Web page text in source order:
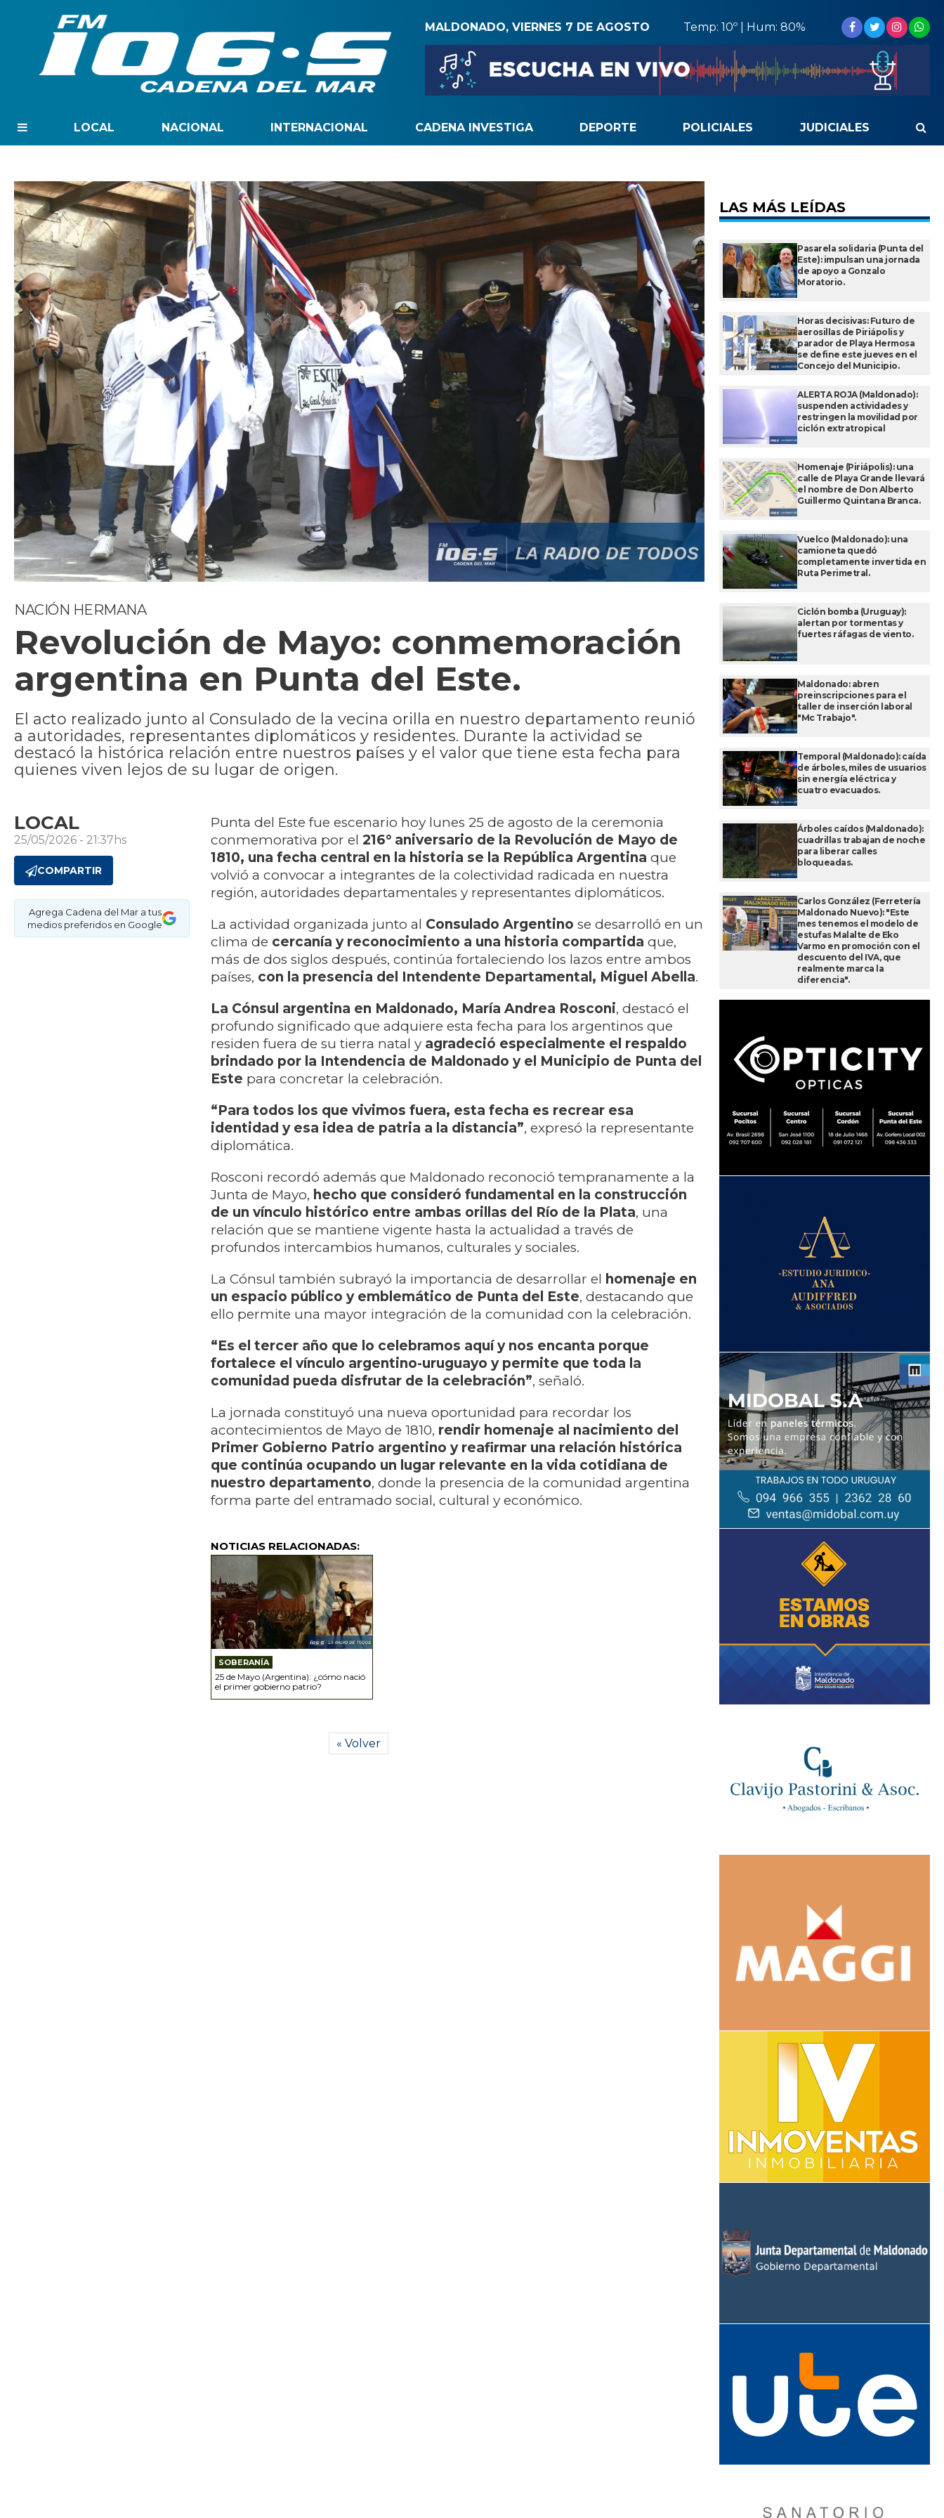
MALDONADO, VIERNES 7 DE AGOSTO Temp: 10º | Hum: 80%
LOCAL NACIONAL INTERNACIONAL CADENA INVESTIGA DEPORTE POLICIALES JUDICIALES
NACIÓN HERMANA
Revolución de Mayo: conmemoración
argentina en Punta del Este.
El acto realizado junto al Consulado de la vecina orilla en nuestro departamento reunió
a autoridades, representantes diplomáticos y residentes. Durante la actividad se
destacó la histórica relación entre nuestros países y el valor que tiene esta fecha para
quienes viven lejos de su lugar de origen.
LOCAL
25/05/2026 - 21:37hs
COMPARTIR
Agrega Cadena del Mar a tus
medios preferidos en Google
Punta del Este fue escenario hoy lunes 25 de agosto de la ceremonia
conmemorativa por el 216° aniversario de la Revolución de Mayo de
1810, una fecha central en la historia se la República Argentina que
volvió a convocar a integrantes de la colectividad radicada en nuestra
región, autoridades departamentales y representantes diplomáticos.
La actividad organizada junto al Consulado Argentino se desarrolló en un
clima de cercanía y reconocimiento a una historia compartida que,
más de dos siglos después, continúa fortaleciendo los lazos entre ambos
países, con la presencia del Intendente Departamental, Miguel Abella.
La Cónsul argentina en Maldonado, María Andrea Rosconi, destacó el
profundo significado que adquiere esta fecha para los argentinos que
residen fuera de su tierra natal y agradeció especialmente el respaldo
brindado por la Intendencia de Maldonado y el Municipio de Punta del
Este para concretar la celebración.
“Para todos los que vivimos fuera, esta fecha es recrear esa
identidad y esa idea de patria a la distancia”, expresó la representante
diplomática.
Rosconi recordó además que Maldonado reconoció tempranamente a la
Junta de Mayo, hecho que consideró fundamental en la construcción
de un vínculo histórico entre ambas orillas del Río de la Plata, una
relación que se mantiene vigente hasta la actualidad a través de
profundos intercambios humanos, culturales y sociales.
La Cónsul también subrayó la importancia de desarrollar el homenaje en
un espacio público y emblemático de Punta del Este, destacando que
ello permite una mayor integración de la comunidad con la celebración.
“Es el tercer año que lo celebramos aquí y nos encanta porque
fortalece el vínculo argentino-uruguayo y permite que toda la
comunidad pueda disfrutar de la celebración”, señaló.
La jornada constituyó una nueva oportunidad para recordar los
acontecimientos de Mayo de 1810, rendir homenaje al nacimiento del
Primer Gobierno Patrio argentino y reafirmar una relación histórica
que continúa ocupando un lugar relevante en la vida cotidiana de
nuestro departamento, donde la presencia de la comunidad argentina
forma parte del entramado social, cultural y económico.
NOTICIAS RELACIONADAS:
SOBERANÍA
25 de Mayo (Argentina): ¿cómo nació
el primer gobierno patrio?
« Volver
LAS MÁS LEÍDAS
Pasarela solidaria (Punta del
Este): impulsan una jornada
de apoyo a Gonzalo
Moratorio.
Horas decisivas: Futuro de
aerosillas de Piriápolis y
parador de Playa Hermosa
se define este jueves en el
Concejo del Municipio.
ALERTA ROJA (Maldonado):
suspenden actividades y
restringen la movilidad por
ciclón extratropical
Homenaje (Piriápolis): una
calle de Playa Grande llevará
el nombre de Don Alberto
Guillermo Quintana Branca.
Vuelco (Maldonado): una
camioneta quedó
completamente invertida en
Ruta Perimetral.
Ciclón bomba (Uruguay):
alertan por tormentas y
fuertes ráfagas de viento.
Maldonado: abren
preinscripciones para el
taller de inserción laboral
"Mc Trabajo".
Temporal (Maldonado): caída
de árboles, miles de usuarios
sin energía eléctrica y
cuatro evacuados.
Árboles caídos (Maldonado):
cuadrillas trabajan de noche
para liberar calles
bloqueadas.
Carlos González (Ferretería
Maldonado Nuevo): "Este
mes tenemos el modelo de
estufas Malalte de Eko
Varmo en promoción con el
descuento del IVA, que
realmente marca la
diferencia".